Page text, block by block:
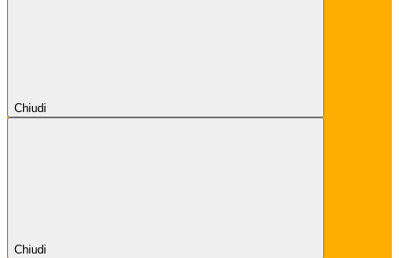
Chiudi
Chiudi